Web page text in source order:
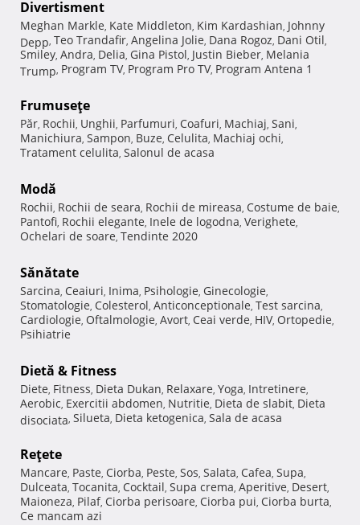
Divertisment
Meghan Markle, Kate Middleton, Kim Kardashian, Johnny
Depp, Teo Trandafir, Angelina Jolie, Dana Rogoz, Dani Otil,
Smiley, Andra, Delia, Gina Pistol, Justin Bieber, Melania
Trump, Program TV, Program Pro TV, Program Antena 1
Frumuseţe
Păr, Rochii, Unghii, Parfumuri, Coafuri, Machiaj, Sani,
Manichiura, Sampon, Buze, Celulita, Machiaj ochi,
Tratament celulita, Salonul de acasa
Modă
Rochii, Rochii de seara, Rochii de mireasa, Costume de baie,
Pantofi, Rochii elegante, Inele de logodna, Verighete,
Ochelari de soare, Tendinte 2020
Sănătate
Sarcina, Ceaiuri, Inima, Psihologie, Ginecologie,
Stomatologie, Colesterol, Anticonceptionale, Test sarcina,
Cardiologie, Oftalmologie, Avort, Ceai verde, HIV, Ortopedie,
Psihiatrie
Dietă & Fitness
Diete, Fitness, Dieta Dukan, Relaxare, Yoga, Intretinere,
Aerobic, Exercitii abdomen, Nutritie, Dieta de slabit, Dieta
disociata, Silueta, Dieta ketogenica, Sala de acasa
Reţete
Mancare, Paste, Ciorba, Peste, Sos, Salata, Cafea, Supa,
Dulceata, Tocanita, Cocktail, Supa crema, Aperitive, Desert,
Maioneza, Pilaf, Ciorba perisoare, Ciorba pui, Ciorba burta,
Ce mancam azi